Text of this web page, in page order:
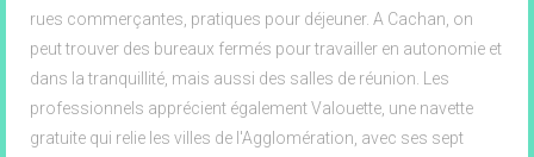
rues commerçantes, pratiques pour déjeuner. A Cachan, on
peut trouver des bureaux fermés pour travailler en autonomie et
dans la tranquillité, mais aussi des salles de réunion. Les
professionnels apprécient également Valouette, une navette
gratuite qui relie les villes de l'Agglomération, avec ses sept